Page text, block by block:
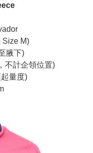
Size M)
腋下)
不計企領位置)
量度)